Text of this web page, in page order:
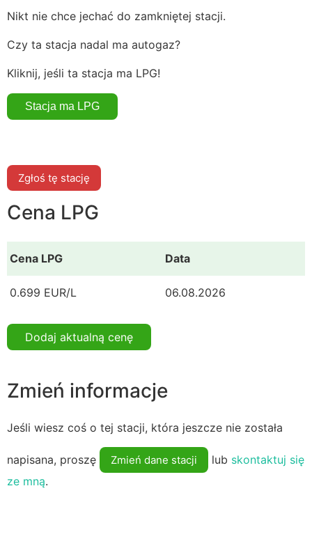
Nikt nie chce jechać do zamkniętej stacji.
Czy ta stacja nadal ma autogaz?
Kliknij, jeśli ta stacja ma LPG!
Zgłoś tę stację
Cena LPG
Cena LPG Data
0.699 EUR/L 06.08.2026
Dodaj aktualną cenę
Zmień informacje
Jeśli wiesz coś o tej stacji, która jeszcze nie została
napisana, proszę Zmień dane stacji lub skontaktuj się
ze mną.